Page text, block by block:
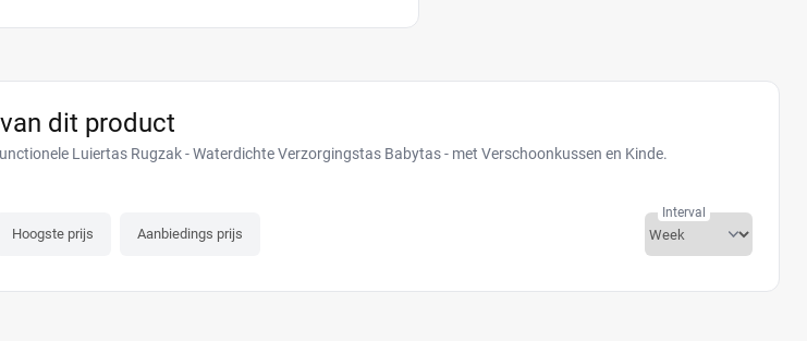
dit product
Luiertas Rugzak - Waterdichte Verzorgingstas Babytas - met Verschoonkussen en Kinde.
Hoogste prijs Aanbiedings prijs
Interval